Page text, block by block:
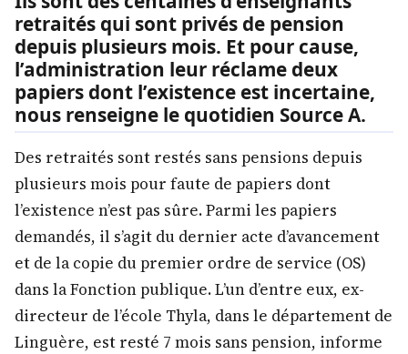
retraités qui sont privés de pension
depuis plusieurs mois. Et pour cause,
l’administration leur réclame deux
papiers dont l’existence est incertaine,
nous renseigne le quotidien Source A.
Des retraités sont restés sans pensions depuis
plusieurs mois pour faute de papiers dont
l’existence n’est pas sûre. Parmi les papiers
demandés, il s’agit du dernier acte d’avancement
et de la copie du premier ordre de service (OS)
dans la Fonction publique. L’un d’entre eux, ex-
directeur de l’école Thyla, dans le département de
Linguère, est resté 7 mois sans pension, informe